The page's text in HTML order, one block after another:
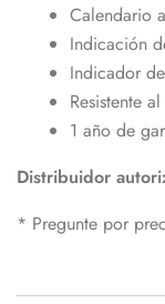
Calendario
Indicación
Indicador
Resistente
1 año de
Distribuidor
* Pregunte por